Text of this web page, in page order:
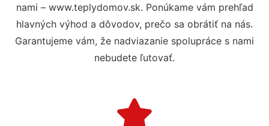
nami – www.teplydomov.sk. Ponúkame vám prehľad
hlavných výhod a dôvodov, prečo sa obrátiť na nás.
Garantujeme vám, že nadviazanie spolupráce s nami
nebudete ľutovať.